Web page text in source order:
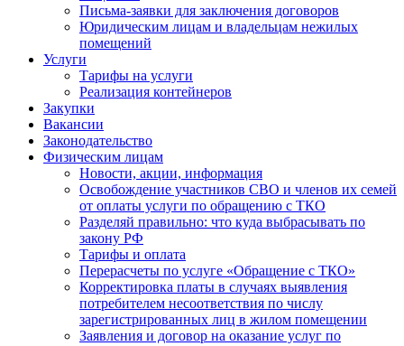
Письма-заявки для заключения договоров
Юридическим лицам и владельцам нежилых
помещений
Услуги
Тарифы на услуги
Реализация контейнеров
Закупки
Вакансии
Законодательство
Физическим лицам
Новости, акции, информация
Освобождение участников СВО и членов их семей
от оплаты услуги по обращению с ТКО
Разделяй правильно: что куда выбрасывать по
закону РФ
Тарифы и оплата
Перерасчеты по услуге «Обращение с ТКО»
Корректировка платы в случаях выявления
потребителем несоответствия по числу
зарегистрированных лиц в жилом помещении
Заявления и договор на оказание услуг по